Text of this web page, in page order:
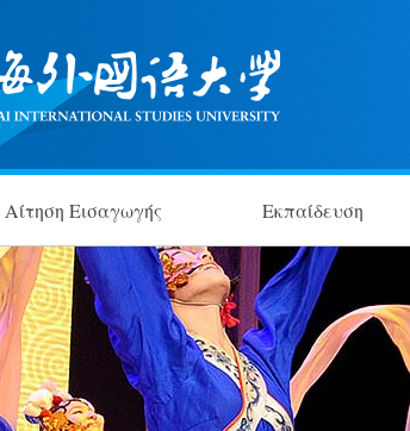
Αίτηση Εισαγωγής Εκπαίδευση